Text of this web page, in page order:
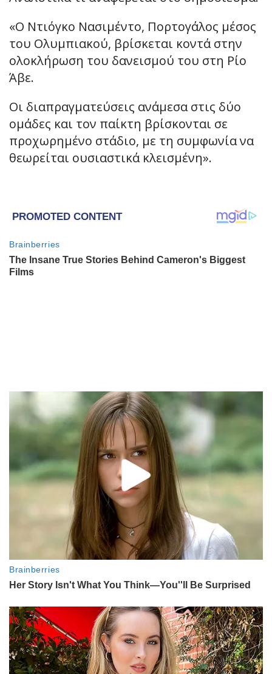
«Ο Ντιόγκο Νασιμέντο, Πορτογάλος μέσος
του Ολυμπιακού, βρίσκεται κοντά στην
ολοκλήρωση του δανεισμού του στη Ρίο
Άβε.
Οι διαπραγματεύσεις ανάμεσα στις δύο
ομάδες και τον παίκτη βρίσκονται σε
προχωρημένο στάδιο, με τη συμφωνία να
θεωρείται ουσιαστικά κλεισμένη».